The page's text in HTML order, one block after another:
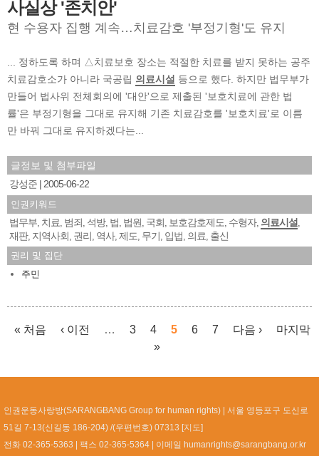
사실상 '존치안'
현 수용자 집행 계속…치료감호 '부정기형'도 유지
... 정하도록 하며 △치료보호 장소는 적절한 치료를 받지 못하는 공주
치료감호소가 아니라 국공립 의료시설 등으로 했다. 하지만 법무부가
만들어 법사위 전체회의에 '대안'으로 제출된 '보호치료에 관한 법
률'은 부정기형을 그대로 유지해 기존 치료감호를 '보호치료'로 이름
만 바꿔 그대로 유지하겠다는...
글정보 및 첨부파일
강성준
2005-06-22
인권키워드
법무부 치료 범죄 석방, 법 법원 국회 보호감호제도 수형자, 의료시설
재판, 지역사회 권리 역사, 제도 무기 입법 의료 출신
권리 및 집단
주민
« 처음 ‹ 이전 … 3 4 5 6 7 다음 ›
마지막
»
인권운동사랑방(SARANGBANG Group for human rights)
서울 영등포구 도신로
51길 7-13(신길동 186-204) /(우편번호) 07313 [지도]
전화 02-365-5363
팩스 02-365-5364 이메일 humanrights@sarangbang.or.kr